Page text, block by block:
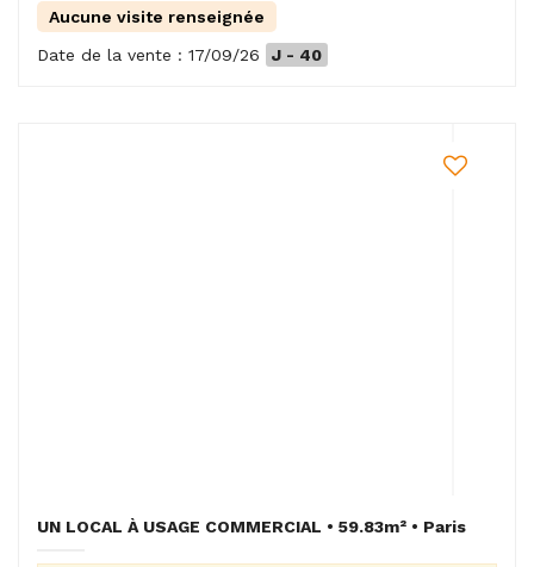
Aucune visite renseignée
Date de la vente : 17/09/26
J - 40
UN LOCAL À USAGE COMMERCIAL • 59.83m² • Paris